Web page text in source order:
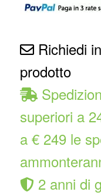
Richiedi
prodotto
superiori a
a € 249 le
2 anni di